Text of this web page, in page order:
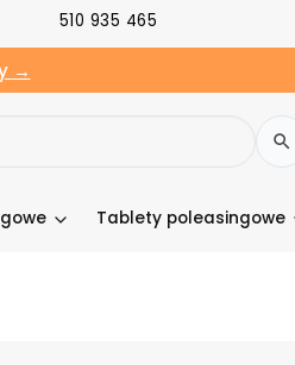
510 935 465
→
Tablety poleasingowe